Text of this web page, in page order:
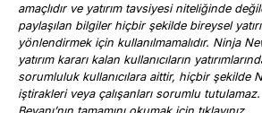
amaçlıdır ve yatırım tavsiyesi niteliğinde
paylaşılan bilgiler hiçbir şekilde bireysel
yönlendirmek için kullanılmamalıdır. Ninja
yatırım kararı kalan kullanıcıların
sorumluluk kullanıcılara aittir, hiçbir şekilde
iştirakleri veya çalışanları sorumlu